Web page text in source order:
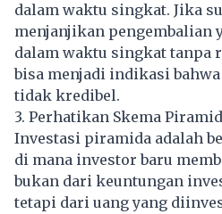
dalam waktu singkat. Jika
menjanjikan pengembalian
dalam waktu singkat tanpa
bisa menjadi indikasi
tidak kredibel.
3. Perhatikan Skema
Investasi piramida adalah
di mana investor baru
bukan dari keuntungan
tetapi dari uang yang